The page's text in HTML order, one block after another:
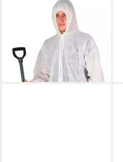
POLAR GARTEN
Arbeitsoverall 10 Stück PP
Einweg Overall weiß mit
Kapuze Gr. XXXL Gute
Sichtbarkeit
36,99 €
lieferbar in 3 Wochen